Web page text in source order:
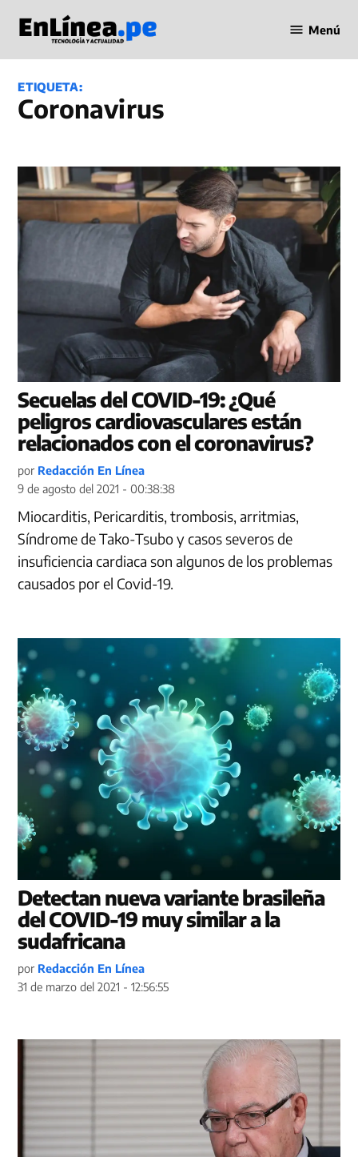
contenido
en Línea
Menú
ETIQUETA:
Coronavirus
Secuelas del COVID-19: ¿Qué
peligros cardiovasculares están
relacionados con el coronavirus?
por Redacción En Línea
9 de agosto del 2021 - 00:38:38
Miocarditis, Pericarditis, trombosis, arritmias,
Síndrome de Tako-Tsubo y casos severos de
insuficiencia cardiaca son algunos de los problemas
causados por el Covid-19.
Detectan nueva variante brasileña
del COVID-19 muy similar a la
sudafricana
por Redacción En Línea
31 de marzo del 2021 - 12:56:55